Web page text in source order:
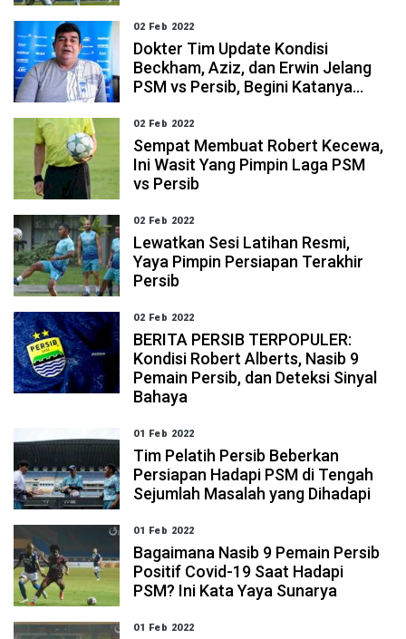
02 Feb 2022
Dokter Tim Update Kondisi
Beckham, Aziz, dan Erwin Jelang
PSM vs Persib, Begini Katanya...
02 Feb 2022
Sempat Membuat Robert Kecewa,
Ini Wasit Yang Pimpin Laga PSM
vs Persib
02 Feb 2022
Lewatkan Sesi Latihan Resmi,
Yaya Pimpin Persiapan Terakhir
Persib
02 Feb 2022
BERITA PERSIB TERPOPULER:
Kondisi Robert Alberts, Nasib 9
Pemain Persib, dan Deteksi Sinyal
Bahaya
01 Feb 2022
Tim Pelatih Persib Beberkan
Persiapan Hadapi PSM di Tengah
Sejumlah Masalah yang Dihadapi
01 Feb 2022
Bagaimana Nasib 9 Pemain Persib
Positif Covid-19 Saat Hadapi
PSM? Ini Kata Yaya Sunarya
01 Feb 2022